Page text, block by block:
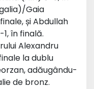
Gaia
și Abdullah
în finală.
Alexandru
la dublu
adăugându-
de bronz.